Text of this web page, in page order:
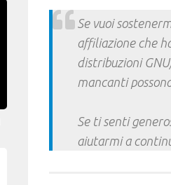
Se vuoi
affiliazione che
distribuzioni
mancanti
Se ti senti
aiutarmi a